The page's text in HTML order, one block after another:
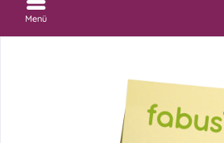
Menü